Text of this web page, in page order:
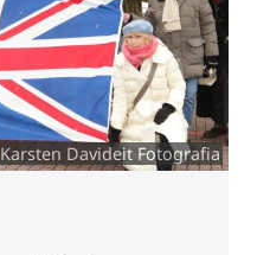
Karsten Davideit Fotografia